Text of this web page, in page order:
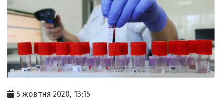
5 жовтня 2020, 13:15